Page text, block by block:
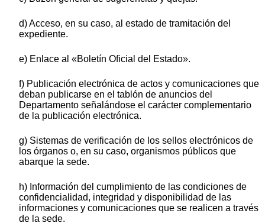
d) Acceso, en su caso, al estado de tramitación del
expediente.
e) Enlace al «Boletín Oficial del Estado».
f) Publicación electrónica de actos y comunicaciones que
deban publicarse en el tablón de anuncios del
Departamento señalándose el carácter complementario
de la publicación electrónica.
g) Sistemas de verificación de los sellos electrónicos de
los órganos o, en su caso, organismos públicos que
abarque la sede.
h) Información del cumplimiento de las condiciones de
confidencialidad, integridad y disponibilidad de las
informaciones y comunicaciones que se realicen a través
de la sede.